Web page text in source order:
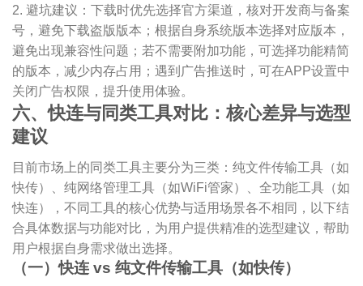
2. 避坑建议：下载时优先选择官方渠道，核对开发商与备案
号，避免下载盗版版本；根据自身系统版本选择对应版本，
避免出现兼容性问题；若不需要附加功能，可选择功能精简
的版本，减少内存占用；遇到广告推送时，可在APP设置中
关闭广告权限，提升使用体验。
六、快连与同类工具对比：核心差异与选型
建议
目前市场上的同类工具主要分为三类：纯文件传输工具（如
快传）、纯网络管理工具（如WiFi管家）、全功能工具（如
快连），不同工具的核心优势与适用场景各不相同，以下结
合具体数据与功能对比，为用户提供精准的选型建议，帮助
用户根据自身需求做出选择。
（一）快连 vs 纯文件传输工具（如快传）